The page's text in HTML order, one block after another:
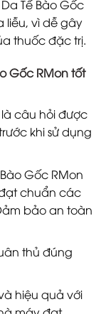
Tế Bào Gốc
liễu, vì dễ gây
thuốc đặc trị.
Gốc RMon tốt
câu hỏi được
khi sử dụng
Gốc RMon
chuẩn các
bảo an toàn
thủ đúng
hiệu quả với